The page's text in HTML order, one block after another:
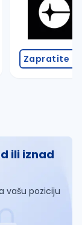
Zapratite
ili iznad
vašu poziciju